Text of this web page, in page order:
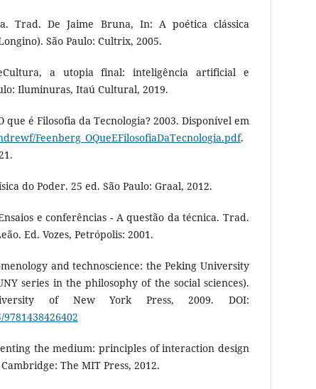
Trad. De Jaime Bruna, In: A poética clássica
São Paulo: Cultrix, 2005.
a utopia final: inteligência artificial e
Iluminuras, Itaú Cultural, 2019.
que é Filosofia da Tecnologia? 2003. Disponível em
Feenberg_OQueEFilosofiaDaTecnologia.pdf.
do Poder. 25 ed. São Paulo: Graal, 2012.
e conferências - A questão da técnica. Trad.
Ed. Vozes, Petrópolis: 2001.
and technoscience: the Peking University
series in the philosophy of the social sciences).
of New York Press, 2009. DOI:
the medium: principles of interaction design
The MIT Press, 2012.